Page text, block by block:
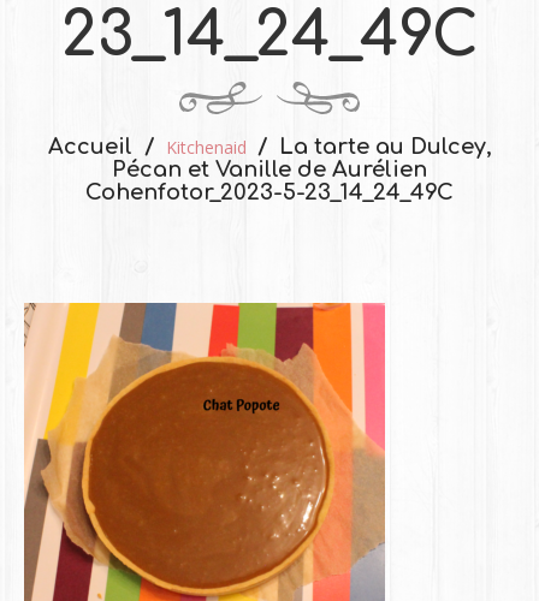
23_14_24_49C
Accueil Kitchenaid
La tarte au Dulcey,
Pécan et Vanille de Aurélien
Cohenfotor_2023-5-23_14_24_49C